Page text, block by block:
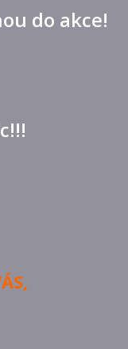
do akce!